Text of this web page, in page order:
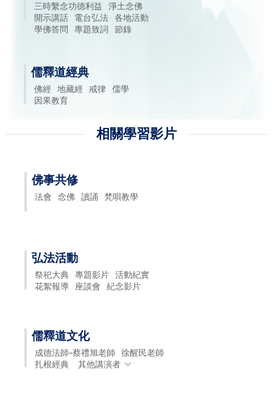
三時繫念功德利益
淨土念佛
開示講話
電台弘法
各地活動
學佛答問
專題致詞 節錄
儒釋道經典
佛經 地藏經 戒律
儒學
因果教育
相關學習影片
佛事共修
法會 念佛 讀誦 梵唄教學
弘法活動
祭祀大典 專題影片
活動紀實
花絮報導
座談會 紀念影片
儒釋道文化
成德法師-蔡禮旭老師
徐醒民老師
扎根經典
其他講演者